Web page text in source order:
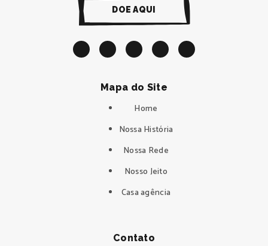
DOE AQUI
Mapa do Site
Home
Nossa História
Nossa Rede
Nosso Jeito
Casa agência
Contato